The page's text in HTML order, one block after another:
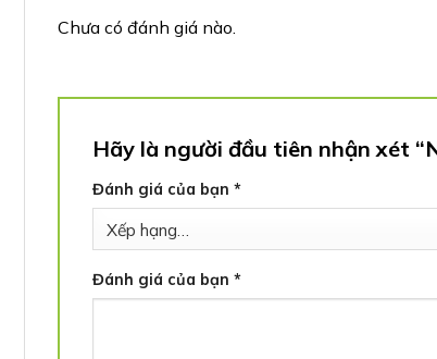
Chưa có đánh giá nào.
Hãy là người đầu tiên nhận xét
Đánh giá của bạn *
Đánh giá của bạn *